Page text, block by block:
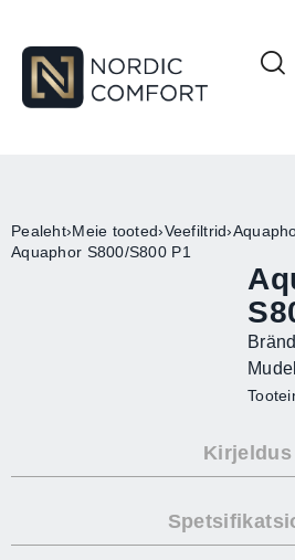
Pealeht›Meie tooted›Veefiltrid›
Aquaphor S800/S800 P1
Kirjeldus